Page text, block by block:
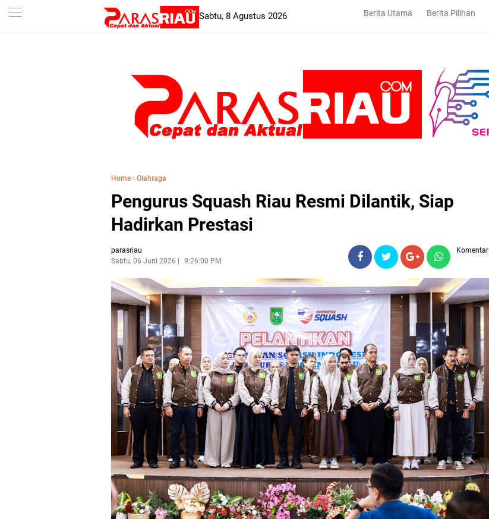
-->
Sabtu, 8 Agustus 2026 Berita Utama Berita Pilihan
Home › Olahraga
Pengurus Squash Riau Resmi Dilantik, Siap
Hadirkan Prestasi
parasriau
Sabtu, 06 Juni 2026
9:26:00 PM
Komentar